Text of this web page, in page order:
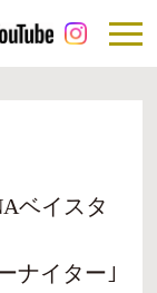
ベイスタ
ナイター｣